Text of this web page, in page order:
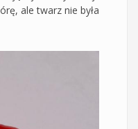
ale twarz nie była